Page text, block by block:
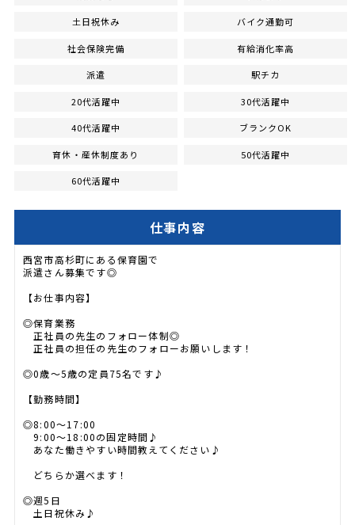
土日祝休み バイク通勤可
社会保険完備 有給消化率高
派遣 駅チカ
20代活躍中 30代活躍中
40代活躍中 ブランクOK
育休・産休制度あり 50代活躍中
60代活躍中
仕事内容
西宮市高杉町にある保育園で
派遣さん募集です◎
【お仕事内容】
◎保育業務
正社員の先生のフォロー体制◎
正社員の担任の先生のフォローお願いします！
◎0歳～5歳の定員75名です♪
【勤務時間】
◎8:00～17:00
9:00～18:00の固定時間♪
あなた働きやすい時間教えてください♪
どちらか選べます！
◎週5日
土日祝休み♪